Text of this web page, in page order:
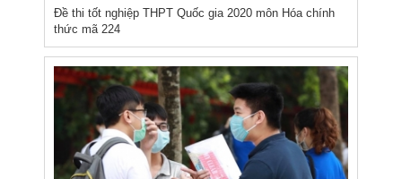
Đề thi tốt nghiệp THPT Quốc gia 2020 môn Hóa chính
thức mã 224